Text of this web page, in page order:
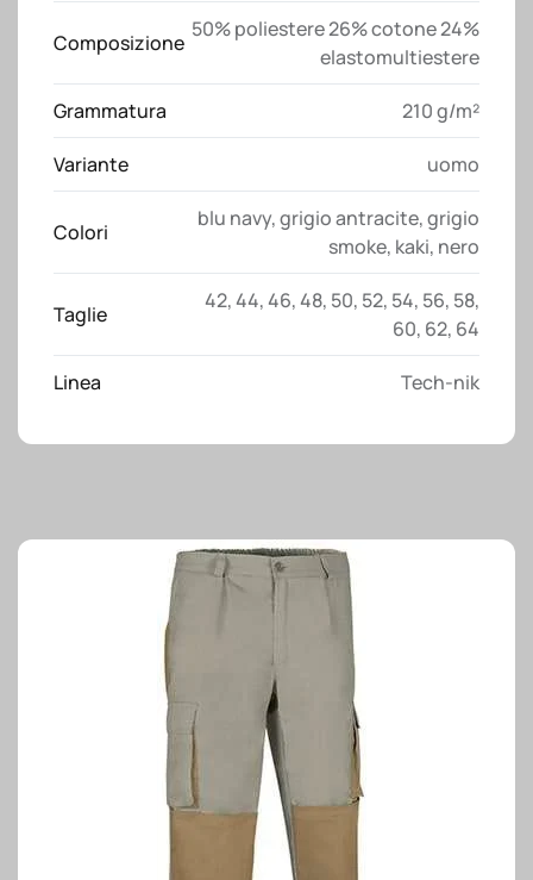
Composizione
50% poliestere 26% cotone 24%
elastomultiestere
Grammatura 210 g/m²
Variante uomo
Colori
blu navy,grigio antracite,grigio
smoke, kaki, nero
Taglie
42,44,46,48, 50, 52, 54, 56, 58,
60, 62, 64
Linea Tech-nik